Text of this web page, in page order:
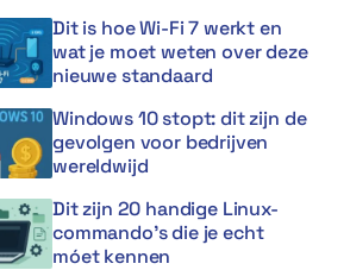
Dit is hoe Wi-Fi 7 werkt en
wat je moet weten over deze
nieuwe standaard
Windows 10 stopt: dit zijn de
gevolgen voor bedrijven
wereldwijd
Dit zijn 20 handige Linux-
commando’s die je echt
móet kennen